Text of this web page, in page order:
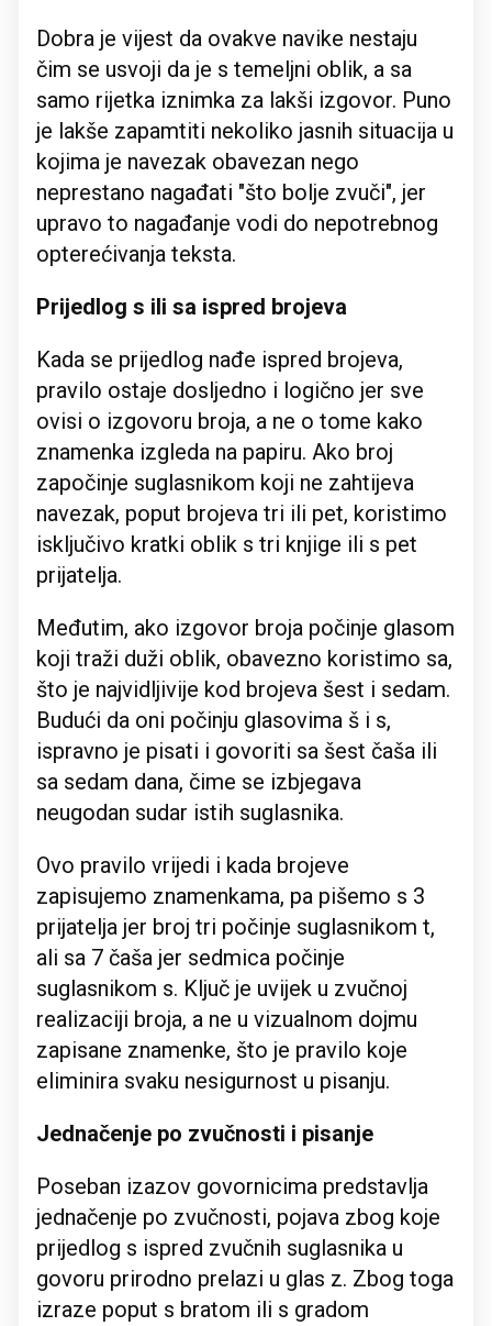
Dobra je vijest da ovakve navike nestaju
čim se usvoji da je s temeljni oblik, a sa
samo rijetka iznimka za lakši izgovor. Puno
je lakše zapamtiti nekoliko jasnih situacija u
kojima je navezak obavezan nego
neprestano nagađati "što bolje zvuči", jer
upravo to nagađanje vodi do nepotrebnog
opterećivanja teksta.
Prijedlog s ili sa ispred brojeva
Kada se prijedlog nađe ispred brojeva,
pravilo ostaje dosljedno i logično jer sve
ovisi o izgovoru broja, a ne o tome kako
znamenka izgleda na papiru. Ako broj
započinje suglasnikom koji ne zahtijeva
navezak, poput brojeva tri ili pet, koristimo
isključivo kratki oblik s tri knjige ili s pet
prijatelja.
Međutim, ako izgovor broja počinje glasom
koji traži duži oblik, obavezno koristimo sa,
što je najvidljivije kod brojeva šest i sedam.
Budući da oni počinju glasovima š i s,
ispravno je pisati i govoriti sa šest čaša ili
sa sedam dana, čime se izbjegava
neugodan sudar istih suglasnika.
Ovo pravilo vrijedi i kada brojeve
zapisujemo znamenkama, pa pišemo s 3
prijatelja jer broj tri počinje suglasnikom t,
ali sa 7 čaša jer sedmica počinje
suglasnikom s. Ključ je uvijek u zvučnoj
realizaciji broja, a ne u vizualnom dojmu
zapisane znamenke, što je pravilo koje
eliminira svaku nesigurnost u pisanju.
Jednačenje po zvučnosti i pisanje
Poseban izazov govornicima predstavlja
jednačenje po zvučnosti, pojava zbog koje
prijedlog s ispred zvučnih suglasnika u
govoru prirodno prelazi u glas z. Zbog toga
izraze poput s bratom ili s gradom